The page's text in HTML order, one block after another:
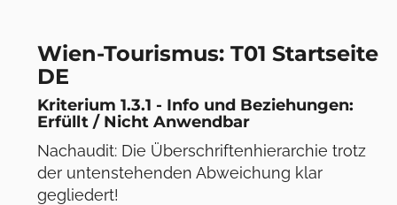
Wien-Tourismus: T01 Startseite
DE
Kriterium 1.3.1 - Info und Beziehungen:
Erfüllt / Nicht Anwendbar
Nachaudit: Die Überschriftenhierarchie trotz
der untenstehenden Abweichung klar
gegliedert!